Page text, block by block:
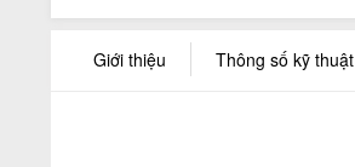
Giới thiệu Thông số kỹ thuật